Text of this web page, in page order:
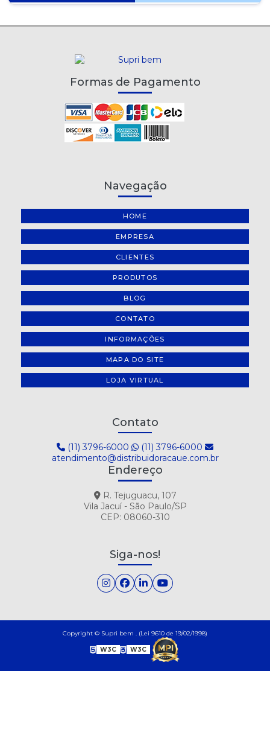
Formas de Pagamento
Navegação
HOME
EMPRESA
CLIENTES
PRODUTOS
BLOG
CONTATO
INFORMAÇÕES
MAPA DO SITE
LOJA VIRTUAL
Contato
(11) 3796-6000
(11) 3796-6000
atendimento@distribuidoracaue.com.br
Endereço
R. Tejuguacu, 107
Vila Jacuí - São Paulo/SP
CEP: 08060-310
Siga-nos!
Copyright © Supri bem . (Lei 9610 de 19/02/1998)
W3C W3C